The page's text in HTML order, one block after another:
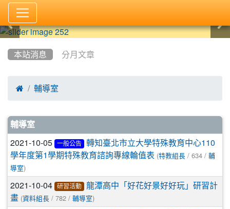
本站消息 分月文章
 輔導室
文章列表
輔導室
2021-10-05 一般公告
轉知臺北市立大學特殊教育中心110
學年度第1學期特殊教育諮詢專線輪值表 (特教組長 / 634 / 輔
導室)
2021-10-04 研習活動
龍潭高中「好花好景好好玩」研習計
畫 (資料組長 / 782 / 輔導室)